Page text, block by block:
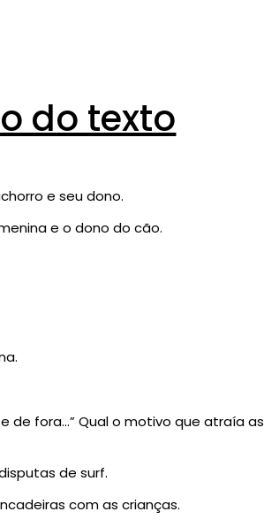
do texto
seu dono.
e o dono do cão.
de fora…” Qual o motivo que atraía as
de surf.
com as crianças.